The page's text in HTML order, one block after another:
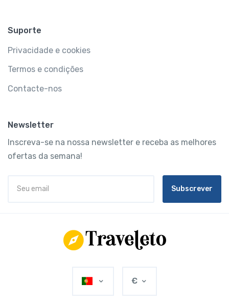
Suporte
Privacidade e cookies
Termos e condições
Contacte-nos
Newsletter
Inscreva-se na nossa newsletter e receba as melhores
ofertas da semana!
Subscrever
€